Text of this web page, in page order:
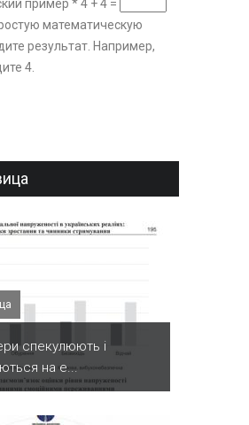
пример *4 + 4 =
математическую
результат. Например,
4.
спекулюють і
на е...